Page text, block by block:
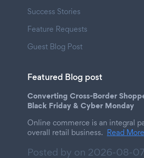
Success Stories
Feature Requests
Guest Blog Post
Featured Blog post
Converting Cross-Border
Black Friday & Cyber Monday
Online commerce is an integral
overall retail business. Read More
Posted by on 2026-08-07